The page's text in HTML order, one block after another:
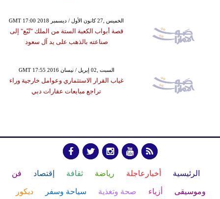
GMT 17:00 2018 الخميس ,27 كانون الأول / ديسمبر
قصة أبواب الكعبة الستة من الملك "تُبّع" إلى
صناعته بالذهب على يد آل سعود
GMT 17:55 2016 السبت ,02 إبريل / نيسان
غياب القرار الاستثماري وعوامل خارجية وراء
تراجع مبايعات عقارات دبي
الرئيسية أخبارعاجلة رياضة ثقافة إقتصاد فن
وموسيقى أزياء صحة وتغذية سياحة وسفر ديكور